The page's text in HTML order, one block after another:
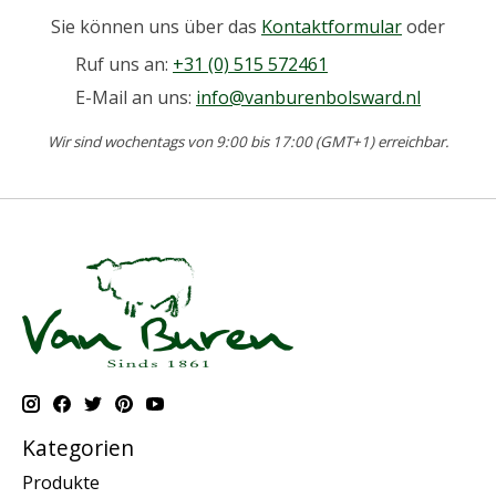
Sie können uns über das Kontaktformularoder
Ruf uns an: +31 (0) 515 572461
E-Mail an uns: info@vanburenbolsward.nl
Wir sind wochentags von 9:00 bis 17:00 (GMT+1) erreichbar.
Kategorien
Produkte